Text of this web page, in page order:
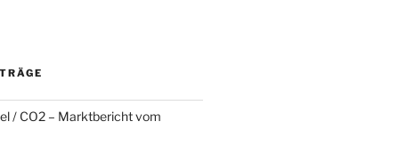
/ CO2 – Marktbericht vom